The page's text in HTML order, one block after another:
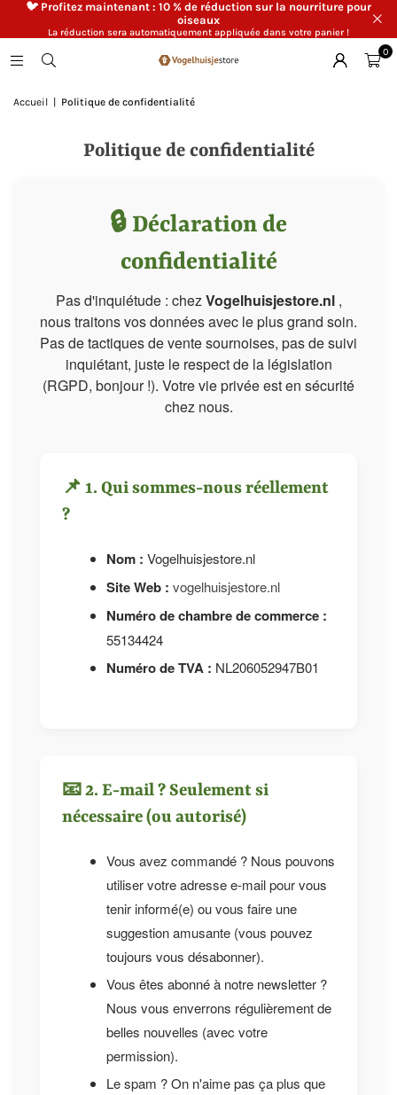
🐦 Profitez maintenant : 10 % de réduction sur la nourriture pour
oiseaux
La réduction sera automatiquement appliquée dans votre panier !
0
Accueil Politique de confidentialité
Politique de confidentialité
🔒 Déclaration de
confidentialité
Pas d'inquiétude : chezVogelhuisjestore.nl,
nous traitons vos données avec le plus grand soin.
Pas de tactiques de vente sournoises, pas de suivi
inquiétant, juste le respect de la législation
(RGPD, bonjour !). Votre vie privée est en sécurité
chez nous.
📌 1. Qui sommes-nous réellement
?
Nom : Vogelhuisjestore.nl
Site Web : vogelhuisjestore.nl
Numéro de chambre de commerce :
55134424
Numéro de TVA : NL206052947B01
📧 2. E-mail ? Seulement si
nécessaire (ou autorisé)
Vous avez commandé ? Nous pouvons
utiliser votre adresse e-mail pour vous
tenir informé(e) ou vous faire une
suggestion amusante (vous pouvez
toujours vous désabonner).
Vous êtes abonné à notre newsletter ?
Nous vous enverrons régulièrement de
belles nouvelles (avec votre
permission).
Le spam ? On n'aime pas ça plus que